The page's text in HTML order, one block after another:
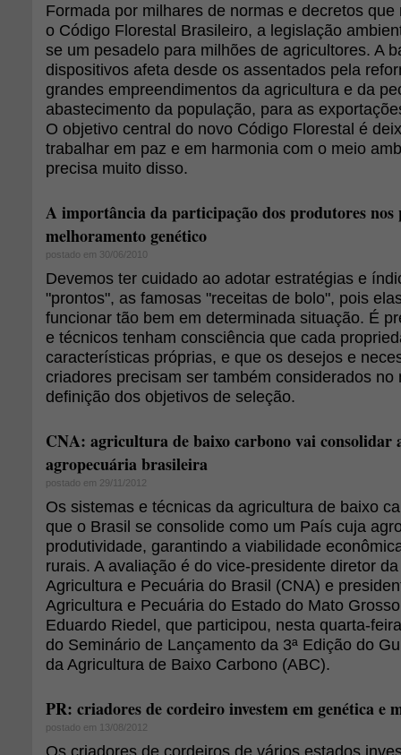
Formada por milhares de normas e decretos
o Código Florestal Brasileiro, a legislação
se um pesadelo para milhões de agricultores. A
dispositivos afeta desde os assentados pela
grandes empreendimentos da agricultura e da
abastecimento da população, para as
O objetivo central do novo Código Florestal é
trabalhar em paz e em harmonia com o meio
precisa muito disso.
A importância da participação dos produtores nos
melhoramento genético
postado em 30/06/2010
Devemos ter cuidado ao adotar estratégias e
"prontos", as famosas "receitas de bolo", pois
funcionar tão bem em determinada situação. É
e técnicos tenham consciência que cada
características próprias, e que os desejos e
criadores precisam ser também considerados no
definição dos objetivos de seleção.
CNA: agricultura de baixo carbono vai consolidar
agropecuária brasileira
postado em 29/11/2012
Os sistemas e técnicas da agricultura de baixo
que o Brasil se consolide como um País cuja
produtividade, garantindo a viabilidade
rurais. A avaliação é do vice-presidente diretor
Agricultura e Pecuária do Brasil (CNA) e
Agricultura e Pecuária do Estado do Mato
Eduardo Riedel, que participou, nesta quarta-
do Seminário de Lançamento da 3ª Edição do
da Agricultura de Baixo Carbono (ABC).
PR: criadores de cordeiro investem em genética e
postado em 13/08/2012
Os criadores de cordeiros de vários estados